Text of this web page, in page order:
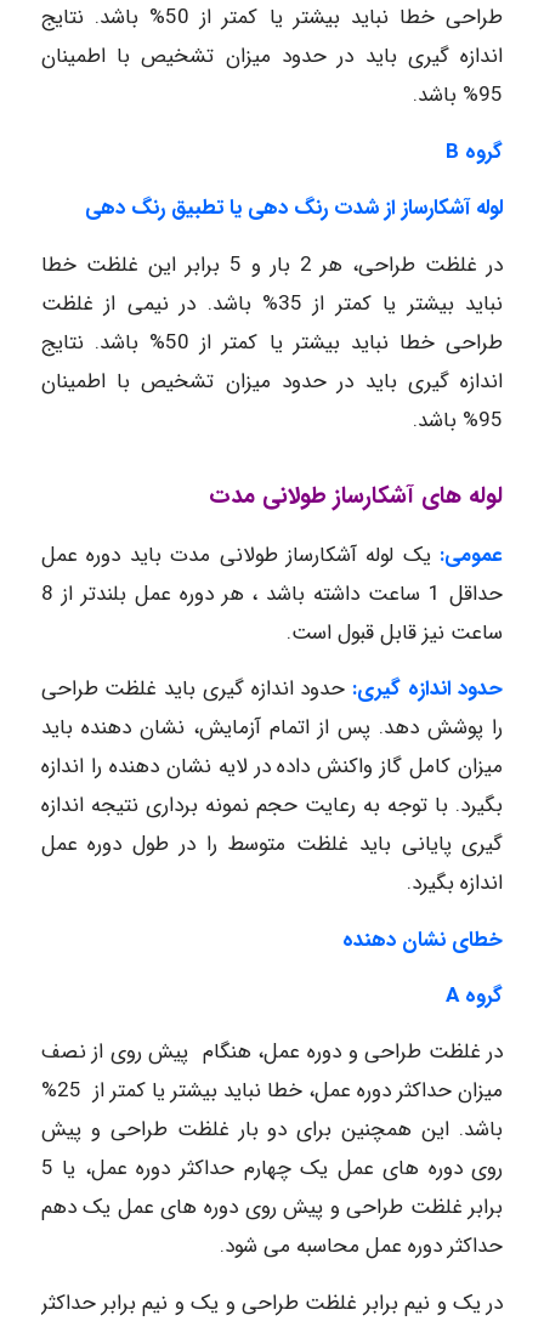
طراحی خطا نباید بیشتر یا کمتر از 50% باشد. نتایج
اندازه گیری باید در حدود میزان تشخیص با اطمینان
95% باشد.
گروه B
لوله آشکارساز از شدت رنگ دهی یا تطبیق رنگ دهی
در غلظت طراحی، هر 2 بار و 5 برابر این غلظت خطا
نباید بیشتر یا کمتر از 35% باشد. در نیمی از غلظت
طراحی خطا نباید بیشتر یا کمتر از 50% باشد. نتایج
اندازه گیری باید در حدود میزان تشخیص با اطمینان
95% باشد.
لوله های آشکارساز طولانی مدت
عمومی: یک لوله آشکارساز طولانی مدت باید دوره عمل
حداقل 1 ساعت داشته باشد ، هر دوره عمل بلندتر از 8
ساعت نیز قابل قبول است.
حدود اندازه گیری: حدود اندازه گیری باید غلظت طراحی
را پوشش دهد. پس از اتمام آزمایش، نشان دهنده باید
میزان کامل گاز واکنش داده در لایه نشان دهنده را اندازه
بگیرد. با توجه به رعایت حجم نمونه برداری نتیجه اندازه
گیری پایانی باید غلظت متوسط را در طول دوره عمل
اندازه بگیرد.
خطای نشان دهنده
گروهA
در غلظت طراحی و دوره عمل، هنگام پیش روی از نصف
میزان حداکثر دوره عمل، خطا نباید بیشتر یا کمتر از 25%
باشد. این همچنین برای دو بار غلظت طراحی و پیش
روی دوره های عمل یک چهارم حداکثر دوره عمل، یا 5
برابر غلظت طراحی و پیش روی دوره های عمل یک دهم
حداکثر دوره عمل محاسبه می شود.
در یک و نیم برابر غلظت طراحی و یک و نیم برابر حداکثر